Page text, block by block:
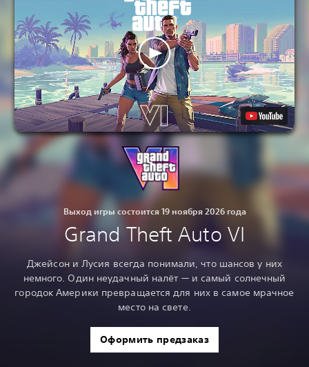
Выход игры состоится 19 ноября 2026 года
Grand Theft Auto VI
Джейсон и Лусия всегда понимали, что шансов у них
немного. Один неудачный налёт — и самый солнечный
городок Америки превращается для них в самое мрачное
место на свете.
Оформить предзаказ